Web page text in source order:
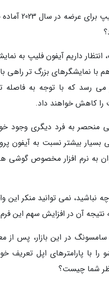
گفته می
با نمایشگرهای بزرگ تر راهی
رسد که با توجه به فاصله
کاهش خواهند داد.
منحصر به فرد دیگری وجود
بسیار بیشتر نسبت به آیفون
به نرم افزار مخصوص
نباشید، نمی توانید منکر
آن در افزایش سهم این فرم
حضور 5 ساله سامسونگ در این
با پارامترهای اپل تعریف
شما چیست؟